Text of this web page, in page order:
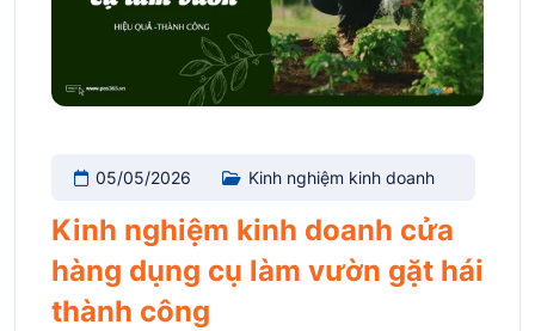
05/05/2026 Kinh nghiệm kinh doanh
Kinh nghiệm kinh doanh cửa
hàng dụng cụ làm vườn gặt hái
thành công